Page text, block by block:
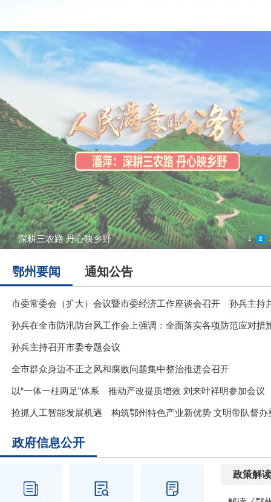
1 2
深耕三农路 丹心映乡野
鄂州要闻 通知公告
孙兵主持召开市委专题会议
全市群众身边不正之风和腐败问题集中整治推进会召开
以“一体一柱两足”体系 推动产改提质增效 刘来叶祥明参加会议
抢抓人工智能发展机遇 构筑鄂州特色产业新优势 文明带队督办
政府信息公开
政策解读